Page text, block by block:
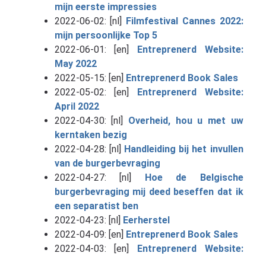
mijn eerste impressies
2022-06-02: [nl] Filmfestival Cannes 2022:
mijn persoonlijke Top 5
2022-06-01: [en] Entreprenerd Website:
May 2022
2022-05-15: [en] Entreprenerd Book Sales
2022-05-02: [en] Entreprenerd Website:
April 2022
2022-04-30: [nl] Overheid, hou u met uw
kerntaken bezig
2022-04-28: [nl] Handleiding bij het invullen
van de burgerbevraging
2022-04-27: [nl] Hoe de Belgische
burgerbevraging mij deed beseffen dat ik
een separatist ben
2022-04-23: [nl] Eerherstel
2022-04-09: [en] Entreprenerd Book Sales
2022-04-03: [en] Entreprenerd Website: